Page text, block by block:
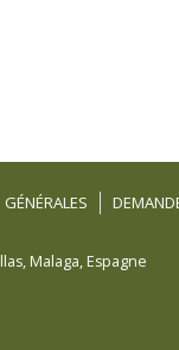
, Malaga, Espagne